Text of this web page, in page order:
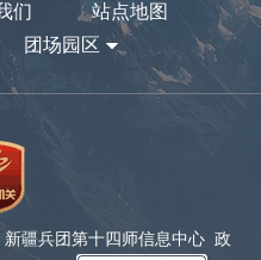
们
站点地图
团场园区
疆兵团第十四师信息中心 政